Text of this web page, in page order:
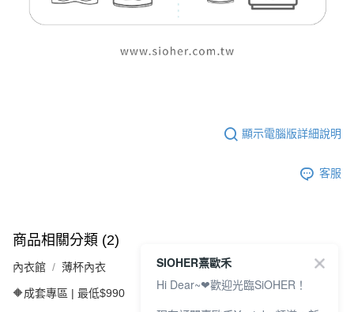
顯示電腦版詳細說明
客服
商品相關分類 (2)
內衣館 薄杯內衣
🔶成套專區 | 最低$990
SIOHER熹歐禾
Hi Dear~❤歡迎光臨SiOHER！